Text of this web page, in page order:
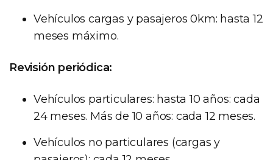
Vehículos cargas y pasajeros 0km: hasta 12
meses máximo.
Revisión periódica:
Vehículos particulares: hasta 10 años: cada
24 meses. Más de 10 años: cada 12 meses.
Vehículos no particulares (cargas y